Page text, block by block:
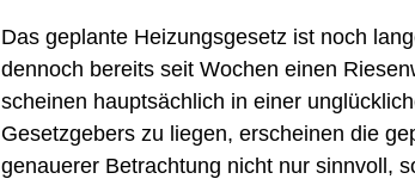
Das geplante Heizungsgesetz ist noch
dennoch bereits seit Wochen einen
scheinen hauptsächlich in einer
Gesetzgebers zu liegen, erscheinen die
genauerer Betrachtung nicht nur sinnvoll,